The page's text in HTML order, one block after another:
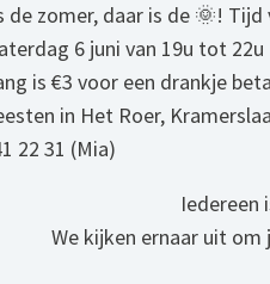
de zomer, daar is de 🌞!
6 juni van 19u tot 22u
is €3 voor een drankje
in Het Roer,
22 31 (Mia)
Iedereen
We kijken ernaar uit